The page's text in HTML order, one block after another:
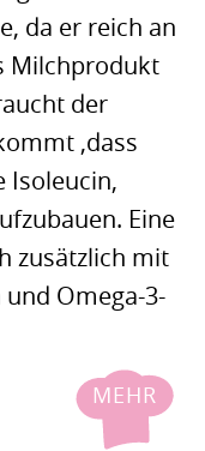
da er reich an
Milchprodukt
der
,dass
Isoleucin,
Eine
zusätzlich mit
Omega-3-
MEHR